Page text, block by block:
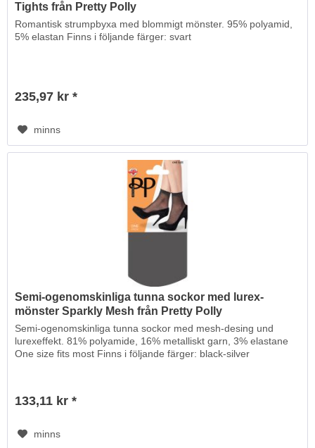
Tights från Pretty Polly
Romantisk strumpbyxa med blommigt mönster. 95% polyamid,
5% elastan Finns i följande färger: svart
235,97 kr *
minns
Semi-ogenomskinliga tunna sockor med lurex-
mönster Sparkly Mesh från Pretty Polly
Semi-ogenomskinliga tunna sockor med mesh-desing und
lurexeffekt. 81% polyamide, 16% metalliskt garn, 3% elastane
One size fits most Finns i följande färger: black-silver
133,11 kr *
minns